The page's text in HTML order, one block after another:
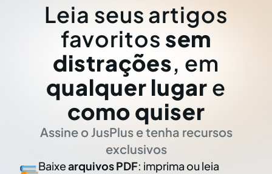
Leia seus artigos
favoritos sem
distrações, em
qualquer lugar e
como quiser
Assine o JusPlus e tenha recursos
exclusivos
Baixearquivos PDF: imprima ou leia